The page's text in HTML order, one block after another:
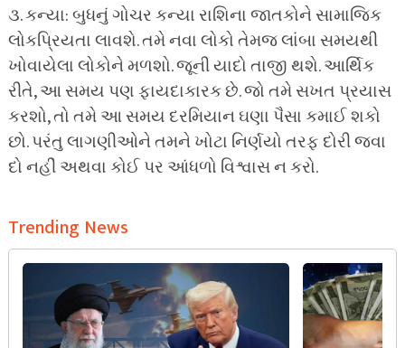
૩. કન્યા: બુધનું ગોચર કન્યા રાશિના જાતકોને સામાજિક
લોકપ્રિયતા લાવશે. તમે નવા લોકો તેમજ લાંબા સમયથી
ખોવાયેલા લોકોને મળશો. જૂની યાદો તાજી થશે. આર્થિક
રીતે, આ સમય પણ ફાયદાકારક છે. જો તમે સખત પ્રયાસ
કરશો, તો તમે આ સમય દરમિયાન ઘણા પૈસા કમાઈ શકો
છો. પરંતુ લાગણીઓને તમને ખોટા નિર્ણયો તરફ દોરી જવા
દો નહીં અથવા કોઈ પર આંધળો વિશ્વાસ ન કરો.
Trending News